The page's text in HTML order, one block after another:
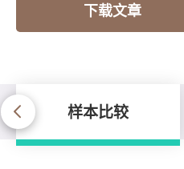
下载文章
样本比较
样本比较